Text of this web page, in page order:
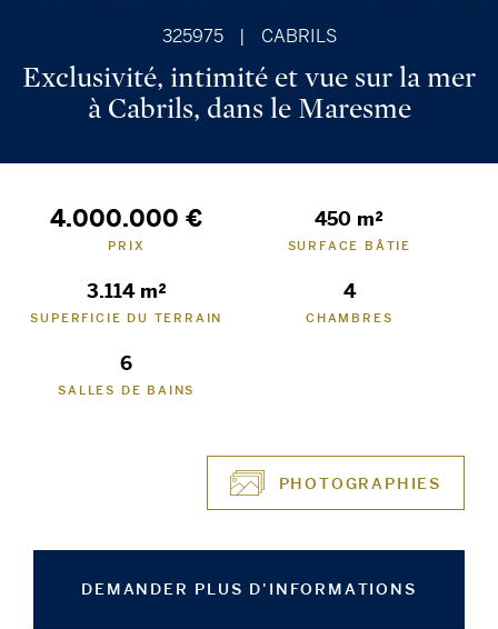
325975 CABRILS
Exclusivité, intimité et vue sur la mer
à Cabrils, dans le Maresme
4.000.000 €
PRIX
450 m²
SURFACE BÂTIE
3.114 m²
SUPERFICIE DU TERRAIN
4
CHAMBRES
6
SALLES DE BAINS
PHOTOGRAPHIES
DEMANDER PLUS D'INFORMATIONS